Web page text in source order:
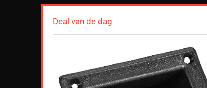
Deal van de dag